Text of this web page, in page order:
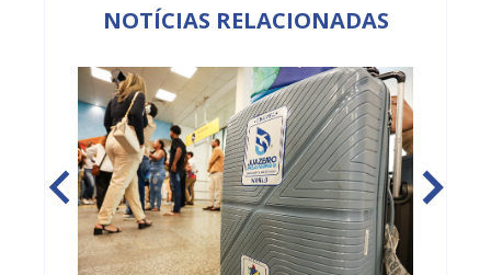
NOTÍCIAS RELACIONADAS